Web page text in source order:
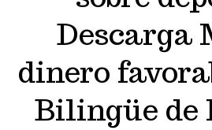
Descarga
dinero
Bilingüe de